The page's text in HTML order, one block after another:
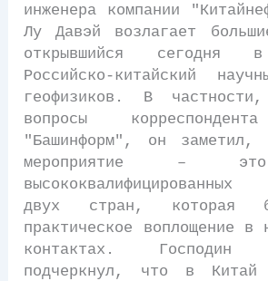
инженера компании
Лу Давэй возлагает
открывшийся
Российско-китайский
геофизиков. В
вопросы
"Башинформ", он заметил,
мероприятие –
высококвалифицированных
двух стран, которая
практическое воплощение в
контактах.
подчеркнул, что в Китай